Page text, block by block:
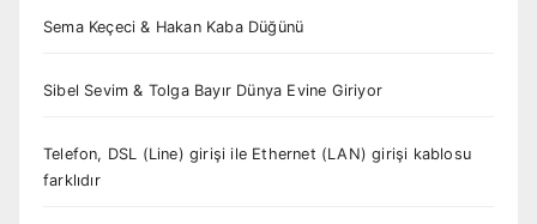
Sema Keçeci & Hakan Kaba Düğünü
Sibel Sevim & Tolga Bayır Dünya Evine Giriyor
Telefon, DSL (Line) girişi ile Ethernet (LAN) girişi kablosu
farklıdır